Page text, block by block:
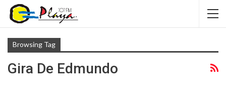
Browsing Tag
Gira De Edmundo